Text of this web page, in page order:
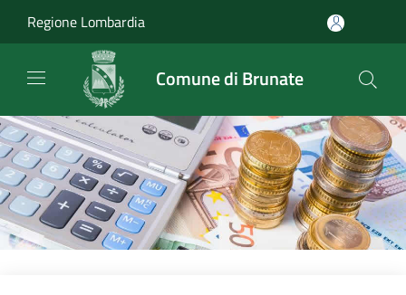
Regione Lombardia
Comune di Brunate